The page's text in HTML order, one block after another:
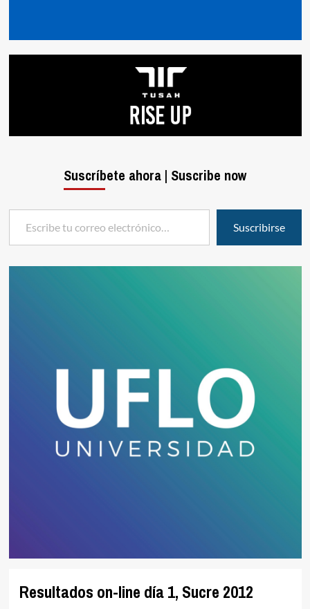
Resultados on-line día 1, Sucre 2012
Suscríbete ahora | Suscribe now
Escribe tu correo electrónico…
Suscribirse